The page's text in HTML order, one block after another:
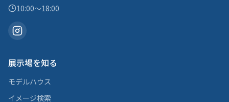
10:00〜18:00
展示場を知る
モデルハウス
イメージ検索